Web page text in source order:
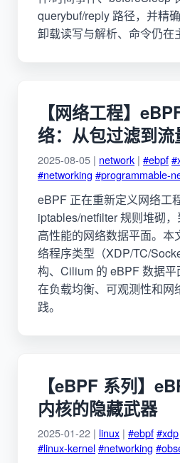
querybuf/reply 路径，并精
卸载读写与解析、命令仍在
【网络工程】
络：从包过滤到流
2025-08-05 | network | #ebpf
#networking #programmable-
eBPF 正在重新定义网络
iptables/netfilter 规则堆砌，
高性能的网络数据平面。本
络程序类型（XDP/TC/
构、Cilium 的 eBPF 数据
在负载均衡、可观测性和网
践。
【eBPF 系列】
内核的隐藏武器
2025-01-22 | linux | #ebpf#xdp
#linux-kernel#networking